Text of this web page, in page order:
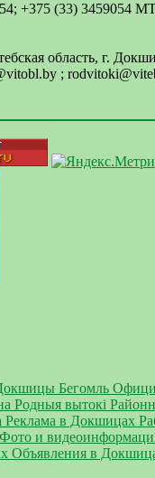
54; +375 (33) 3459054
область, г.
;
Бегомль
Родныя вытокi
в Докшицах
и
Объявления в